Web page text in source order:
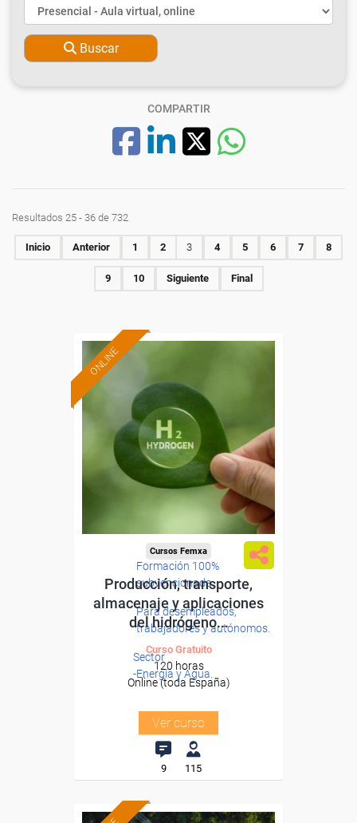
Buscar
COMPARTIR
Resultados 25 - 36 de 732
Inicio Anterior 1 2 3 4 5 6 7 8
9 10 Siguiente Final
ONLINE
Formación 100%
subvencionada.
Para desempleados,
trabajadores y autónomos.
Sector
-Energía y Agua.
Cursos Femxa
Producción, transporte,
almacenaje y aplicaciones
del hidrógeno...
Curso Gratuito
120 horas
Online (toda España)
Ver curso
9 115